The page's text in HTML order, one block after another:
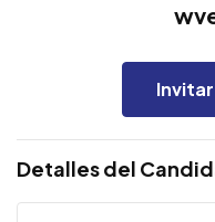
Invitar
Detalles del